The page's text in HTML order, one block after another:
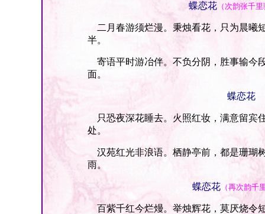
蝶恋花（次韵张千里
二月春游须烂漫。秉烛看花，只为晨曦
半。
寄语平时游冶伴。不负分阴，胜事输今
面。
蝶恋花
只恐夜深花睡去。火照红妆，满意留宾
处。
汉苑红光非浪语。栖静亭前，都是珊瑚
雨。
蝶恋花 （再次韵千
百紫千红今烂熳。举烛辉花，莫厌烧令